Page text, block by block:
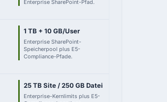
Enterprise SharePoint-Pfad.
1 TB + 10 GB/User
Enterprise SharePoint-
Speicherpool plus E5-
Compliance-Pfade.
25 TB Site / 250 GB Datei
Enterprise-Kernlimits plus E5-